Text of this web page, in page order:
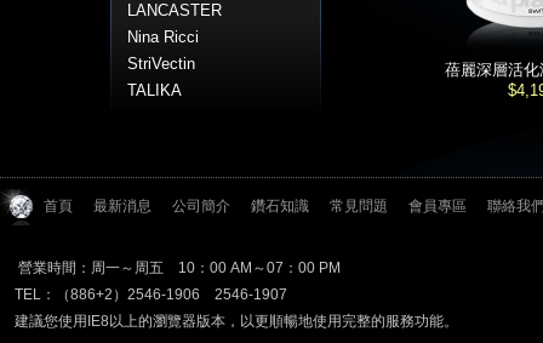
LANCASTER
Nina Ricci
StriVectin
TALIKA
蓓麗深層活
首頁 最新消息 公司簡介 鑽石知識 常見問題 會員專區 聯絡我
營業時間：周一～周五 10：00 AM～07：00 PM
TEL：（886+2）2546-1906 2546-1907
建議您使用IE8以上的瀏覽器版本，以更順暢地使用完整的服務功能。